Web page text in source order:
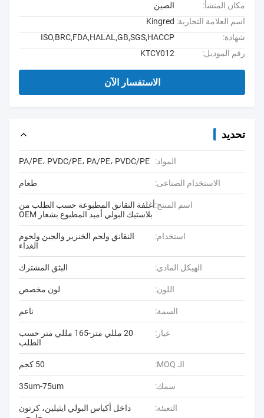
مكان المنشأ:
الصين
اسم العلامة التجارية: Kingred
شهادة:
ISO,BRC,FDA,HALAL,GB,SGS,HACCP
رقم الموديل:
KTCY012
الاستفسار الآن
تحديد
المواد: PA/PE، PVDC/PE، PA/PE، PVDC/PE
الاستخدام الصناعى: طعام
اسم المنتج:أغلفة النقانق المطبوعة حسب الطلب من
بلاستيك البولي أميد المطبوع بشعار OEM
استخدام:
النقانق ولحم الخنزير والجبن ولحوم
الغداء
الهيكل المادي: البثق المشترك
اللون: لون مخصص
السمة: ناعم
عيار:
20 مللي متر-165 مللي متر حسب
الطلب
الـ MOQ: 50 كجم
سمك: 35um-75um
التعبئة:
داخل أكياس البولي ايثيلين، كرتون